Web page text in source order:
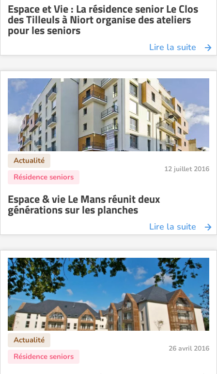
Espace et Vie : La résidence senior Le Clos
des Tilleuls à Niort organise des ateliers
pour les seniors
Lire la suite
12 juillet 2016
Espace & vie Le Mans réunit deux
générations sur les planches
Lire la suite
26 avril 2016